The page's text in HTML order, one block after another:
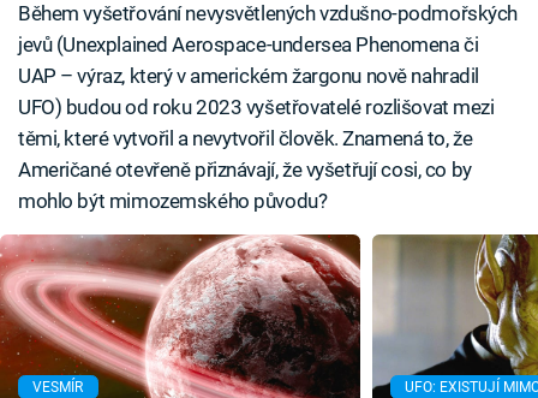
Během vyšetřování nevysvětlených vzdušno-podmořských
jevů (Unexplained Aerospace-undersea Phenomena či
UAP – výraz, který v americkém žargonu nově nahradil
UFO) budou od roku 2023 vyšetřovatelé rozlišovat mezi
těmi, které vytvořil a nevytvořil člověk. Znamená to, že
Američané otevřeně přiznávají, že vyšetřují cosi, co by
mohlo být mimozemského původu?
VESMÍR UFO: EXISTUJÍ